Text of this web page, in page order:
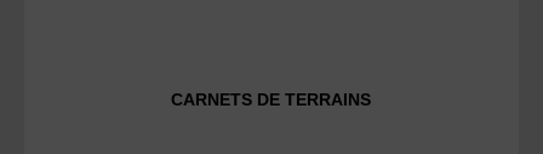
CARNETS DE TERRAINS